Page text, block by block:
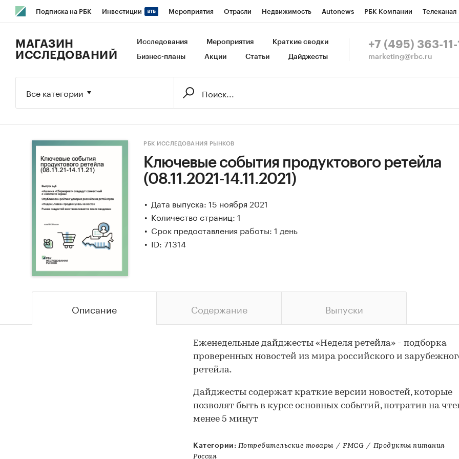
Подписка на РБК Инвестиции Мероприятия Отрасли Недвижимость Autonews РБК Компании Телеканал
Исследования Кредитные рейтинги Франшизы Газета Спецпроекты СПб Конференции СПб Спецпроекты
МАГАЗИН
ИССЛЕДОВАНИЙ
Исследования Мероприятия Краткие сводки
Бизнес-планы Акции Статьи Дайджесты
+7 (495) 363-11-
marketing@rbc.ru
Все категории
РБК ИССЛЕДОВАНИЯ РЫНКОВ
Ключевые события продуктового ретейла
(08.11.2021-14.11.2021)
Дата выпуска: 15 ноября 2021
Количество страниц: 1
Срок предоставления работы: 1 день
ID: 71314
Описание Содержание Выпуски
Еженедельные дайджесты «Неделя ретейла» - подборка
проверенных новостей из мира российского и
ретейла.
Дайджесты содержат краткие версии новостей, которые
позволят быть в курсе основных событий, потратив на
менее 5 минут
Категории: Потребительские товары / FMCG / Продукты питания
Россия